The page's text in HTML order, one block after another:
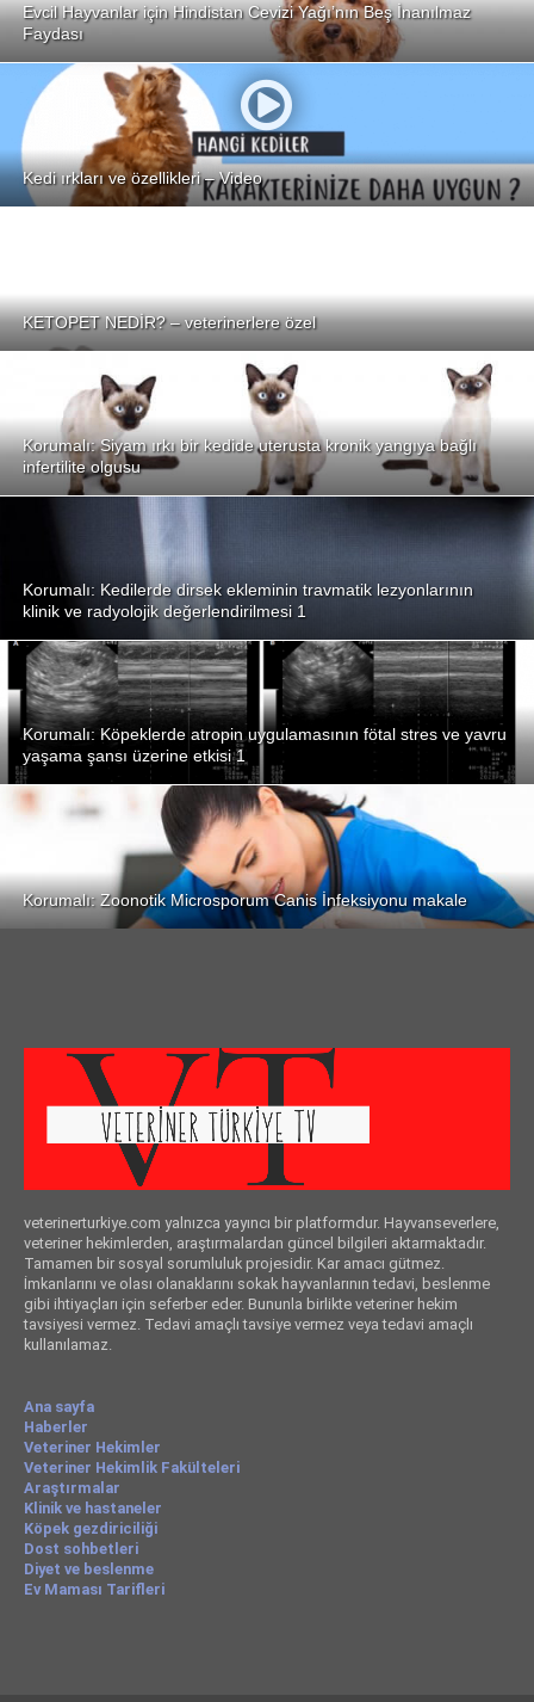
Evcil Hayvanlar için Hindistan Cevizi Yağı’nın Beş İnanılmaz
Faydası
Kedi ırkları ve özellikleri – Video
KETOPET NEDİR? – veterinerlere özel
Korumalı: Siyam ırkı bir kedide uterusta kronik yangıya bağlı
infertilite olgusu
Korumalı: Kedilerde dirsek ekleminin travmatik lezyonlarının
klinik ve radyolojik değerlendirilmesi 1
Korumalı: Köpeklerde atropin uygulamasının fötal stres ve yavru
yaşama şansı üzerine etkisi 1
Korumalı: Zoonotik Microsporum Canis İnfeksiyonu makale
veterinerturkiye.com yalnızca yayıncı bir platformdur. Hayvanseverlere,
veteriner hekimlerden, araştırmalardan güncel bilgileri aktarmaktadır.
Tamamen bir sosyal sorumluluk projesidir. Kar amacı gütmez.
İmkanlarını ve olası olanaklarını sokak hayvanlarının tedavi, beslenme
gibi ihtiyaçları için seferber eder. Bununla birlikte veteriner hekim
tavsiyesi vermez. Tedavi amaçlı tavsiye vermez veya tedavi amaçlı
kullanılamaz.
Ana sayfa
Haberler
Veteriner Hekimler
Veteriner Hekimlik Fakülteleri
Araştırmalar
Klinik ve hastaneler
Köpek gezdiriciliği
Dost sohbetleri
Diyet ve beslenme
Ev Maması Tarifleri